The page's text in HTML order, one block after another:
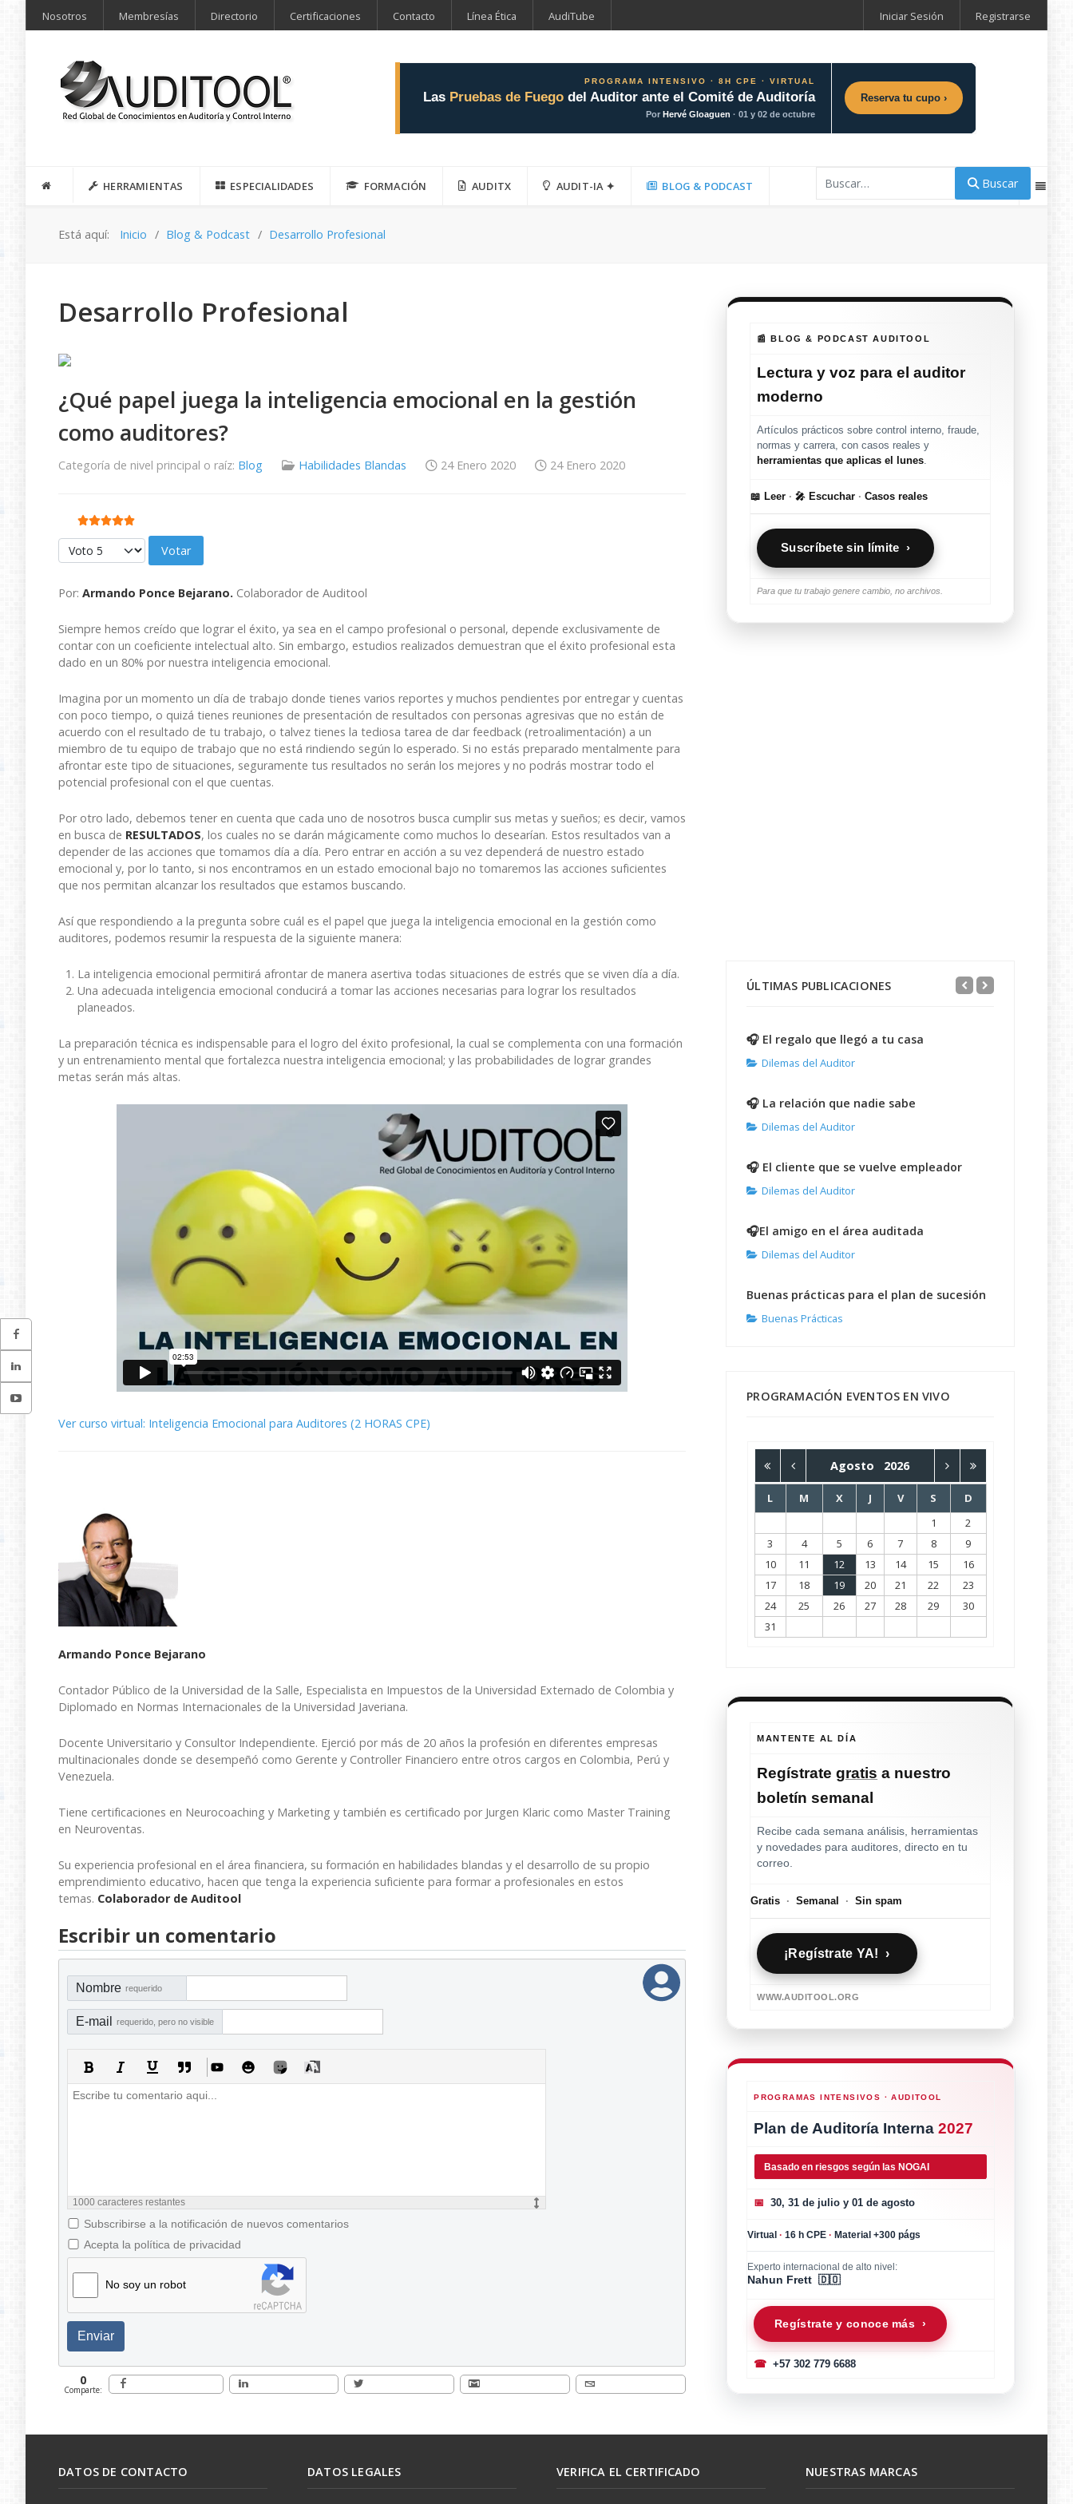
Nosotros Membresías Directorio Certificaciones Contacto Línea Ética AudiTube Iniciar Sesión Registrarse
PROGRAMA INTENSIVO · 8H CPE · VIRTUAL
Las Pruebas de Fuego del Auditor ante el Comité de Auditoría
PorHervé Gloaguen · 01 y 02 de octubre
Reserva tu cupo ›
HERRAMIENTAS ESPECIALIDADES FORMACIÓN AUDITX AUDIT-IA ✦ BLOG & PODCAST Buscar
Está aquí: Inicio Blog & Podcast Desarrollo Profesional
Desarrollo Profesional
¿Qué papel juega la inteligencia emocional en la gestión
como auditores?
Categoría de nivel principal o raíz: Blog Habilidades Blandas 24 Enero 2020 24 Enero 2020
Ratio:5/5
Por favor, vote
Por: Armando Ponce Bejarano. Colaborador de Auditool
Siempre hemos creído que lograr el éxito, ya sea en el campo profesional o personal, depende exclusivamente de
contar con un coeficiente intelectual alto. Sin embargo, estudios realizados demuestran que el éxito profesional esta
dado en un 80% por nuestra inteligencia emocional.
Imagina por un momento un día de trabajo donde tienes varios reportes y muchos pendientes por entregar y cuentas
con poco tiempo, o quizá tienes reuniones de presentación de resultados con personas agresivas que no están de
acuerdo con el resultado de tu trabajo, o talvez tienes la tediosa tarea de dar feedback (retroalimentación) a un
miembro de tu equipo de trabajo que no está rindiendo según lo esperado. Si no estás preparado mentalmente para
afrontar este tipo de situaciones, seguramente tus resultados no serán los mejores y no podrás mostrar todo el
potencial profesional con el que cuentas.
Por otro lado, debemos tener en cuenta que cada uno de nosotros busca cumplir sus metas y sueños; es decir, vamos
en busca de RESULTADOS, los cuales no se darán mágicamente como muchos lo desearían. Estos resultados van a
depender de las acciones que tomamos día a día. Pero entrar en acción a su vez dependerá de nuestro estado
emocional y, por lo tanto, si nos encontramos en un estado emocional bajo no tomaremos las acciones suficientes
que nos permitan alcanzar los resultados que estamos buscando.
Así que respondiendo a la pregunta sobre cuál es el papel que juega la inteligencia emocional en la gestión como
auditores, podemos resumir la respuesta de la siguiente manera:
La inteligencia emocional permitirá afrontar de manera asertiva todas situaciones de estrés que se viven día a día.
Una adecuada inteligencia emocional conducirá a tomar las acciones necesarias para lograr los resultados
planeados.
La preparación técnica es indispensable para el logro del éxito profesional, la cual se complementa con una formación
y un entrenamiento mental que fortalezca nuestra inteligencia emocional; y las probabilidades de lograr grandes
metas serán más altas.
Ver curso virtual: Inteligencia Emocional para Auditores (2 HORAS CPE)
Armando Ponce Bejarano
Contador Público de la Universidad de la Salle, Especialista en Impuestos de la Universidad Externado de Colombia y
Diplomado en Normas Internacionales de la Universidad Javeriana.
Docente Universitario y Consultor Independiente. Ejerció por más de 20 años la profesión en diferentes empresas
multinacionales donde se desempeñó como Gerente y Controller Financiero entre otros cargos en Colombia, Perú y
Venezuela.
Tiene certificaciones en Neurocoaching y Marketing y también es certificado por Jurgen Klaric como Master Training
en Neuroventas.
Su experiencia profesional en el área financiera, su formación en habilidades blandas y el desarrollo de su propio
emprendimiento educativo, hacen que tenga la experiencia suficiente para formar a profesionales en estos
temas. Colaborador de Auditool
Escribir un comentario
Nombre requerido
E-mail requerido, pero no visible
1000 caracteres restantes
Subscribirse a la notificación de nuevos comentarios
Acepta la política de privacidad
No soy un robot
Enviar
0
Comparte:
📰 BLOG & PODCAST AUDITOOL
Lectura y voz para el auditor
moderno
Artículos prácticos sobre control interno, fraude,
normas y carrera, con casos reales y
herramientas que aplicas el lunes
📖 Leer · 🎤 Escuchar · Casos reales
Suscríbete sin límite ›
Para que tu trabajo genere cambio, no archivos.
ÚLTIMAS PUBLICACIONES
🎧 El regalo que llegó a tu casa
Dilemas del Auditor
🎧 La relación que nadie sabe
Dilemas del Auditor
🎧 El cliente que se vuelve empleador
Dilemas del Auditor
🎧El amigo en el área auditada
Dilemas del Auditor
Buenas prácticas para el plan de sucesión
Buenas Prácticas
PROGRAMACIÓN EVENTOS EN VIVO
Agosto 2026
L M X J V S
D
1
2
3
4 5 6 7 8
9
10
11 12 13 14 15
16
17
18 19 20 21 22
23
24
25 26 27 28 29
30
31
MANTENTE AL DÍA
Regístrategratis a nuestro
boletín semanal
Recibe cada semana análisis, herramientas
y novedades para auditores, directo en tu
correo.
Gratis · Semanal · Sin spam
¡Regístrate YA! ›
WWW.AUDITOOL.ORG
PROGRAMAS INTENSIVOS · AUDITOOL
Plan de Auditoría Interna2027
Basado en riesgos según las NOGAI
📅 30, 31 de julio y 01 de agosto
Virtual· 16 h CPE· Material +300 págs
Experto internacional de alto nivel:
Nahun Frett 🇩🇴
Regístrate y conoce más ›
☎ +57 302 779 6688
DATOS DE CONTACTO DATOS LEGALES VERIFICA EL CERTIFICADO NUESTRAS MARCAS